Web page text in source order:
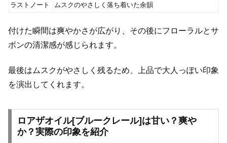
ラストノート
ムスクのやさしく落ち着いた余韻
付けた瞬間は爽やかさが広がり、その後にフローラルとサ
ボンの清潔感が感じられます。
最後はムスクがやさしく残るため、上品で大人っぽい印象
を演出してくれます。
ロアザオイル[ブルークレール]は甘い？爽や
か？実際の印象を紹介